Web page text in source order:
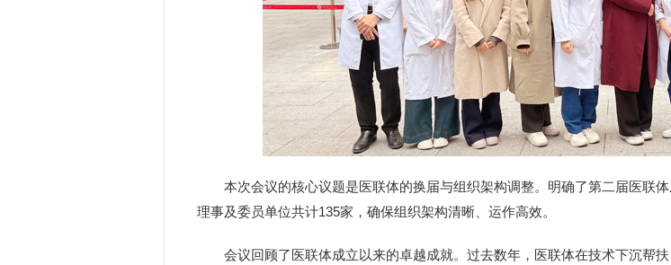
本次会议的核心议题是医联体的换届与组织架构调整。明确了第二届医联
理事及委员单位共计135家，确保组织架构清晰、运作高效。
会议回顾了医联体成立以来的卓越成就。过去数年，医联体在技术下沉帮